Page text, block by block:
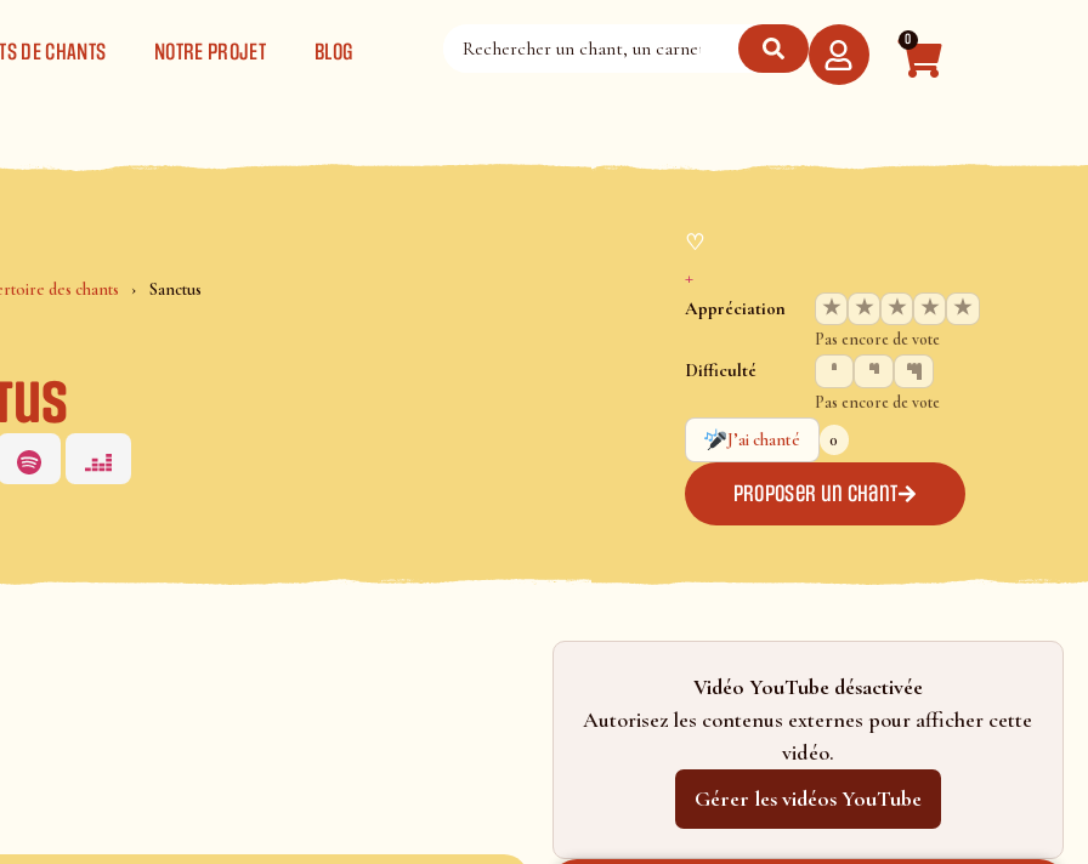
DE CHANTS NOTRE PROJET BLOG 0
des chants Sanctus
♡
+
Appréciation ★ ★ ★ ★ ★
Pas encore de vote
Difficulté
Pas encore de vote
J’ai chanté
0
Proposer un chant
Vidéo YouTube désactivée
Autorisez les contenus externes pour afficher cette
vidéo.
Gérer les vidéos YouTube